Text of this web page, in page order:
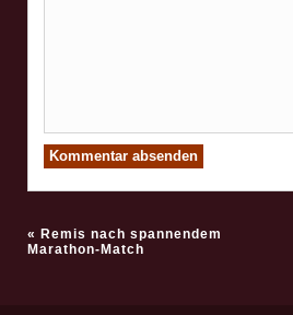
« Remis nach spannendem
Marathon-Match